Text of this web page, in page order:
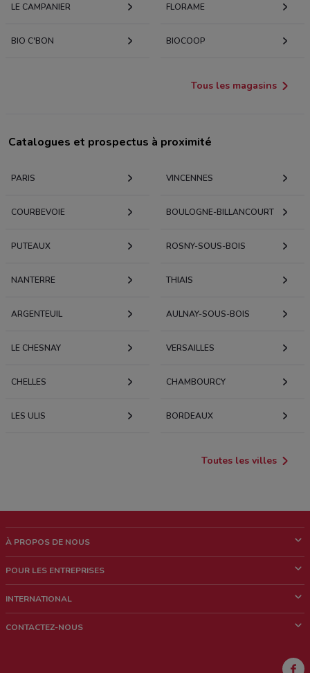
LE CAMPANIER FLORAME
BIO C'BON BIOCOOP
Tous les magasins
Catalogues et prospectus à proximité
PARIS VINCENNES
COURBEVOIE BOULOGNE-BILLANCOURT
PUTEAUX ROSNY-SOUS-BOIS
NANTERRE THIAIS
ARGENTEUIL AULNAY-SOUS-BOIS
LE CHESNAY VERSAILLES
CHELLES CHAMBOURCY
LES ULIS BORDEAUX
Toutes les villes
À PROPOS DE NOUS
News & Médias
POUR LES ENTREPRISES
Contacts commerciaux et/ou marketing
INTERNATIONAL
CONTACTEZ-NOUS